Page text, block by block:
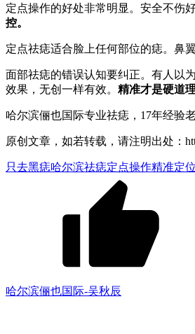
定点操作的好处非常明显。安全不伤
控。
定点祛痣适合脸上任何部位的痣。鼻
面部祛痣的错误认知要纠正。有人以
效果，无创一样有效。 精准才是硬道理
哈尔滨俪也国际专业祛痣，17年经验
原创文章，如若转载，请注明出处：
只去黑痣哈尔滨祛痣定点操作精准定位
哈尔滨俪也国际-吴秋辰